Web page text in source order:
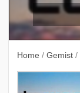
Home / Gemist /